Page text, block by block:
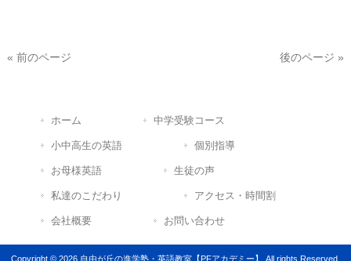
« 前のページ 後のページ »
ホーム 中学受験コース
小中高生の英語 個別指導
お母様英語 生徒の声
私達のこだわり アクセス・時間割
会社概要 お問い合わせ
Copyright © 2026 自由が丘の進学塾・英語教室【PFアカデミー】 All rights Reserved.